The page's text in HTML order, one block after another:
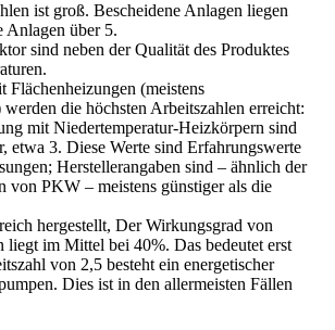
ist groß. Bescheidene Anlagen liegen
Anlagen über 5.
sind neben der Qualität des Produktes
(meistens
die höchsten Arbeitszahlen erreicht:
mit Niedertemperatur-Heizkörpern sind
etwa 3. Diese Werte sind Erfahrungswerte
Herstellerangaben sind – ähnlich der
von PKW – meistens günstiger als die
hergestellt, Der Wirkungsgrad von
liegt im Mittel bei 40%. Das bedeutet erst
von 2,5 besteht ein energetischer
Dies ist in den allermeisten Fällen